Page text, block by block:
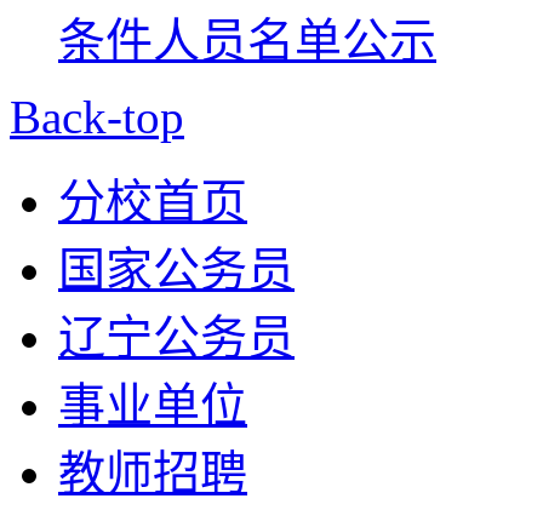
条件人员名单公示
Back-top
分校首页
国家公务员
辽宁公务员
事业单位
教师招聘